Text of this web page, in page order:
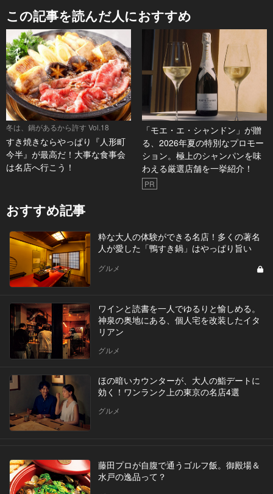
この記事を読んだ人におすすめ
冬は、鍋があるから許す Vol.18
すき焼きならやっぱり『人形町
今半』が最高だ！大事な食事会
は名店へ行こう！
「モエ・エ・シャンドン」が贈
る、2026年夏の特別なプロモー
ション。極上のシャンパンを味
わえる厳選店舗を一挙紹介！
PR
おすすめ記事
粋な大人の体験ができる名店！多くの著名
人が愛した「鴨すき鍋」はやっぱり旨い
グルメ
ワインと読書を一人でゆるりと愉しめる。
神泉の奥地にある、個人宅を改装したイタ
リアン
グルメ
ほの暗いカウンターが、大人の鮨デートに
効く！ワンランク上の東京の名店4選
グルメ
藤田プロが自腹で通うゴルフ飯。御殿場＆
水戸の逸品って？